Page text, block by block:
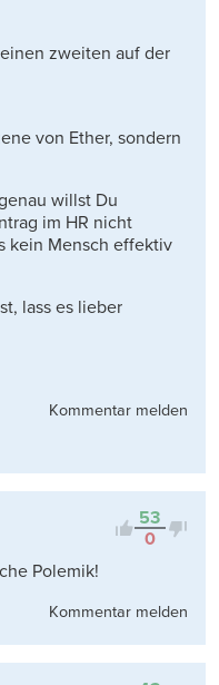
zweiten auf der
von Ether, sondern
willst Du
im HR nicht
kein Mensch effektiv
lass es lieber
Kommentar melden
53
0
Polemik!
Kommentar melden